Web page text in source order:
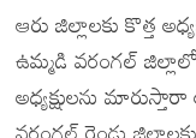
ఆరు జిల్లాలకు కొత్త
ఉమ్మడి వరంగల్ జిల్లాలో
అధ్యక్షులను